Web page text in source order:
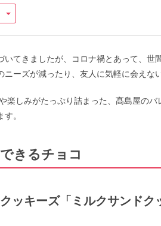
いてきましたが、コロナ禍とあって、世
ニーズが減ったり、友人に気軽に会え
楽しみがたっぷり詰まった、髙島屋の
。
きるチョコ
ッキーズ「ミルクサンドク